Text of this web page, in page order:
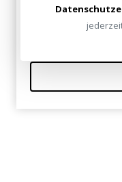
Guter Beitrag!